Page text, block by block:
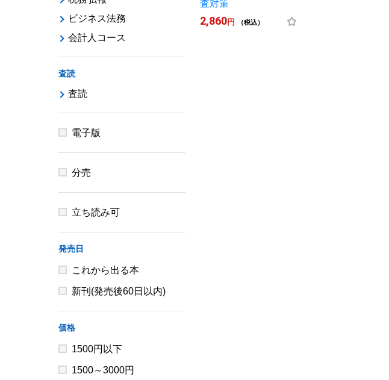
査対策
2,860円 （税込）
ビジネス法務
会計人コース
査読
査読
電子版
分売
立ち読み可
発売日
これから出る本
新刊(発売後60日以内)
価格
1500円以下
1500～3000円